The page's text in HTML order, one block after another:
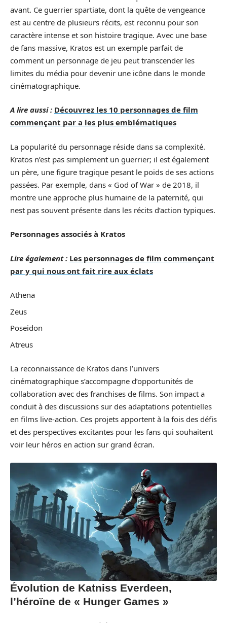
avant. Ce guerrier spartiate, dont la quête de vengeance
est au centre de plusieurs récits, est reconnu pour son
caractère intense et son histoire tragique. Avec une base
de fans massive, Kratos est un exemple parfait de
comment un personnage de jeu peut transcender les
limites du média pour devenir une icône dans le monde
cinématographique.
A lire aussi : Découvrez les 10 personnages de film
commençant par a les plus emblématiques
La popularité du personnage réside dans sa complexité.
Kratos n’est pas simplement un guerrier; il est également
un père, une figure tragique pesant le poids de ses actions
passées. Par exemple, dans « God of War » de 2018, il
montre une approche plus humaine de la paternité, qui
nest pas souvent présente dans les récits d’action typiques.
Personnages associés à Kratos
Lire également : Les personnages de film commençant
par y qui nous ont fait rire aux éclats
Athena
Zeus
Poseidon
Atreus
La reconnaissance de Kratos dans l’univers
cinématographique s’accompagne d’opportunités de
collaboration avec des franchises de films. Son impact a
conduit à des discussions sur des adaptations potentielles
en films live-action. Ces projets apportent à la fois des défis
et des perspectives excitantes pour les fans qui souhaitent
voir leur héros en action sur grand écran.
Évolution de Katniss Everdeen,
l’héroïne de « Hunger Games »